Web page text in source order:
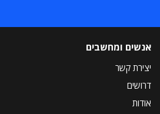
אנשים ומחשבים
יצירת קשר
דרושים
אודות